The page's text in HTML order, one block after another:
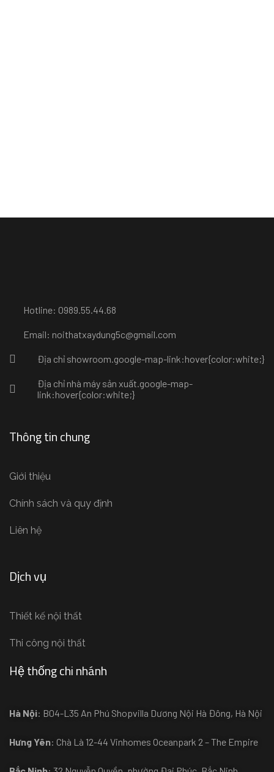
Hotline: 0989.55.44.68
Email: noithatxaydung5c@gmail.com
Địa chỉ showroom.google-map-link:hover{color:white;}
Địa chỉ nhà máy sản xuất.google-map-
link:hover{color:white;}
Thông tin chung
Giới thiệu
Chính sách và quy định
Liên hệ
Dịch vụ
Thiết kế nội thất
Thi công nội thất
Hệ thống chi nhánh
Hà Nội: B04-L35 An Phú Shopvilla Dương Nội Hà Đông, Hà Nội
Hưng Yên: Chà Là 12-44 Vinhomes Oceanpark 2 – The Empire